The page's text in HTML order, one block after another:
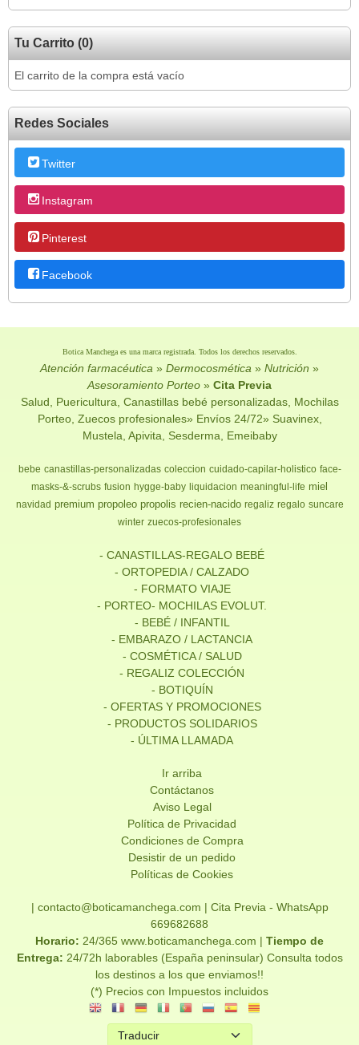
Tu Carrito (0)
El carrito de la compra está vacío
Redes Sociales
Twitter
Instagram
Pinterest
Facebook
Botica Manchega es una marca registrada. Todos los derechos reservados.
Atención farmacéutica » Dermocosmética » Nutrición »
Asesoramiento Porteo » Cita Previa
Salud, Puericultura, Canastillas bebé personalizadas, Mochilas
Porteo, Zuecos profesionales» Envíos 24/72» Suavinex,
Mustela, Apivita, Sesderma, Emeibaby
bebe canastillas-personalizadas coleccion cuidado-capilar-holistico face-
masks-&-scrubs fusion hygge-baby liquidacion meaningful-life miel
navidad premium propoleo propolis recien-nacido regaliz regalo suncare
winter zuecos-profesionales
- CANASTILLAS-REGALO BEBÉ
- ORTOPEDIA / CALZADO
- FORMATO VIAJE
- PORTEO- MOCHILAS EVOLUT.
- BEBÉ / INFANTIL
- EMBARAZO / LACTANCIA
- COSMÉTICA / SALUD
- REGALIZ COLECCIÓN
- BOTIQUÍN
- OFERTAS Y PROMOCIONES
- PRODUCTOS SOLIDARIOS
- ÚLTIMA LLAMADA
Ir arriba
Contáctanos
Aviso Legal
Política de Privacidad
Condiciones de Compra
Desistir de un pedido
Políticas de Cookies
| contacto@boticamanchega.com | Cita Previa - WhatsApp
669682688
Horario: 24/365 www.boticamanchega.com | Tiempo de
Entrega: 24/72h laborables (España peninsular) Consulta todos
los destinos a los que enviamos!!
(*) Precios con Impuestos incluidos